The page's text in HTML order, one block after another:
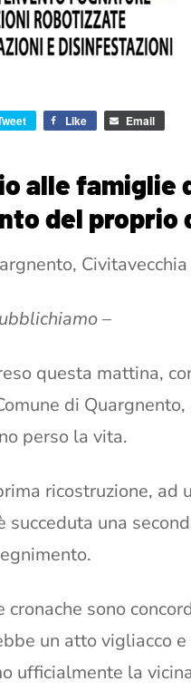
Like Email
alle famiglie
del proprio
–
questa mattina,
di
perso la vita.
ricostruzione, ad
succeduta una
sono
un atto vigliacco
ufficialmente la